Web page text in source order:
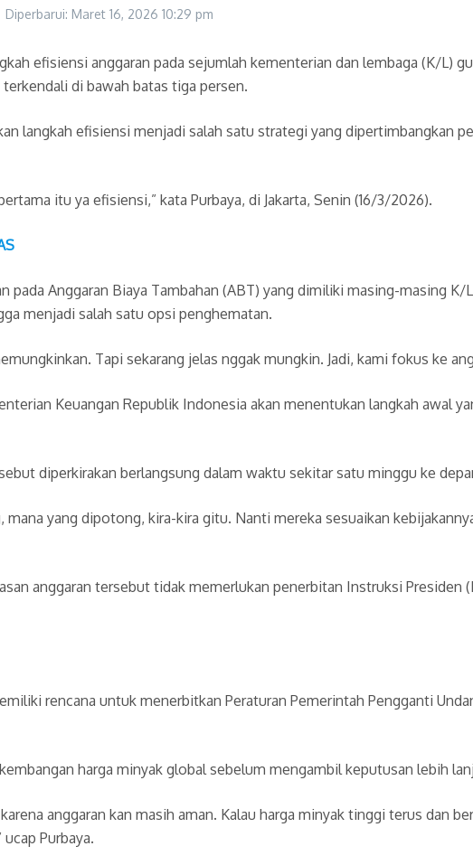
Diperbarui: Maret 16, 2026 10:29 pm
efisiensi anggaran pada sejumlah kementerian dan lembaga (K/L)
di bawah batas tiga persen.
langkah efisiensi menjadi salah satu strategi yang dipertimbangkan
itu ya efisiensi,” kata Purbaya, di Jakarta, Senin (16/3/2026).
pada Anggaran Biaya Tambahan (ABT) yang dimiliki masing-masing
menjadi salah satu opsi penghematan.
Tapi sekarang jelas nggak mungkin. Jadi, kami fokus ke
Keuangan Republik Indonesia akan menentukan langkah awal
diperkirakan berlangsung dalam waktu sekitar satu minggu ke
yang dipotong, kira-kira gitu. Nanti mereka sesuaikan
anggaran tersebut tidak memerlukan penerbitan Instruksi Presiden
rencana untuk menerbitkan Peraturan Pemerintah Pengganti
harga minyak global sebelum mengambil keputusan lebih
anggaran kan masih aman. Kalau harga minyak tinggi terus dan
Purbaya.